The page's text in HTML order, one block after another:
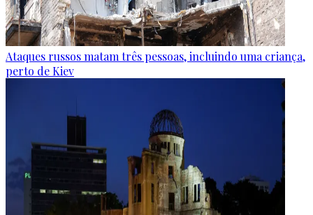
Ataques russos matam três pessoas, incluindo uma criança,
perto de Kiev